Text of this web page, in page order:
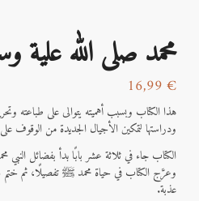
محمد صلى الله علية
16,99€
هذا الكتاب وبسبب أهميته يتوالى على طباعته
ودراستها لتمكين الأجيال الجديدة من الوقوف
الكتاب جاء في ثلاثة عشر بابًا بدأ بفضائل
وعرَّج الكتاب في حياة محمد ﷺ تفصيلًا، ثم ختم
عذبة.